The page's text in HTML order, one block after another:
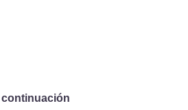
continuación